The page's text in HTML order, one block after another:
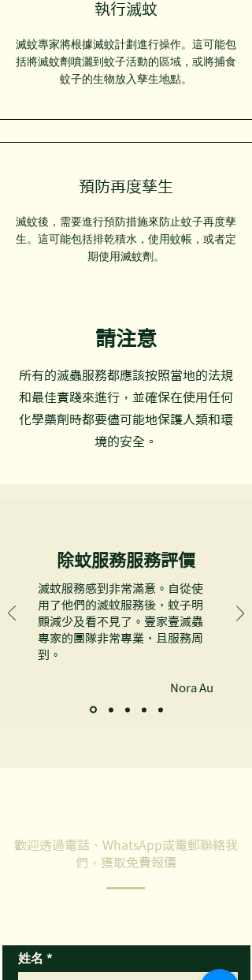
執行滅蚊
滅蚊專家將根據滅蚊計劃進行操作。這可能包
括將滅蚊劑噴灑到蚊子活動的區域，或將捕食
蚊子的生物放入孳生地點。
預防再度孳生
滅蚊後，需要進行預防措施來防止蚊子再度孳
生。這可能包括排乾積水，使用蚊帳，或者定
期使用滅蚊劑。
請注意
所有的滅蟲服務都應該按照當地的法規
和最佳實踐來進行，並確保在使用任何
化學藥劑時都要儘可能地保護人類和環
境的安全。
除蚊服務服務評價
滅蚊服務感到非常滿意。自從使
用了他們的滅蚊服務後，蚊子明
顯減少及看不見了。壹家壹滅蟲
專家的團隊非常專業，且服務周
到。
Nora Au
歡迎透過電話、WhatsApp或電郵聯絡我
們，獲取免費報價
姓名